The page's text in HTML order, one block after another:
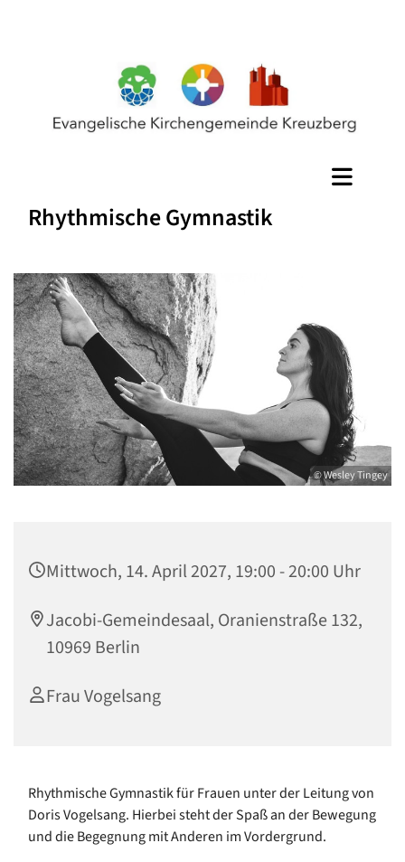
Rhythmische Gymnastik
© Wesley Tingey
Mittwoch, 14. April 2027, 19:00 - 20:00 Uhr
Jacobi-Gemeindesaal, Oranienstraße 132,
10969 Berlin
Frau Vogelsang
Rhythmische Gymnastik für Frauen unter der Leitung von
Doris Vogelsang. Hierbei steht der Spaß an der Bewegung
und die Begegnung mit Anderen im Vordergrund.